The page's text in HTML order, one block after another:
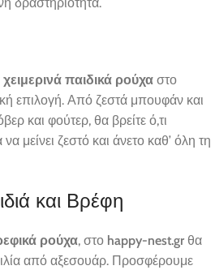
χειμερινά παιδικά ρούχα στο
επιλογή. Από ζεστά μπουφάν και
και φούτερ, θα βρείτε ό,τι
να μείνει ζεστό και άνετο καθ’ όλη τη
και Βρέφη
ρούχα, στο happy-nest.gr θα
από αξεσουάρ. Προσφέρουμε